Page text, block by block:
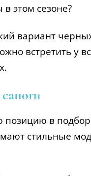
этом сезоне?
вариант
встретить у
позицию в
стильные